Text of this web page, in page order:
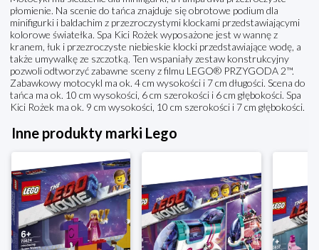
płomienie. Na scenie do tańca znajduje się obrotowe podium dla
minifigurki i baldachim z przezroczystymi klockami przedstawiającymi
kolorowe światełka. Spa Kici Rożek wyposażone jest w wannę z
kranem, łuk i przezroczyste niebieskie klocki przedstawiające wodę, a
także umywalkę ze szczotką. Ten wspaniały zestaw konstrukcyjny
pozwoli odtworzyć zabawne sceny z filmu LEGO® PRZYGODA 2™.
Zabawkowy motocykl ma ok. 4 cm wysokości i 7 cm długości. Scena do
tańca ma ok. 10 cm wysokości, 6 cm szerokości i 6 cm głębokości. Spa
Kici Rożek ma ok. 9 cm wysokości, 10 cm szerokości i 7 cm głębokości.
Inne produkty marki Lego